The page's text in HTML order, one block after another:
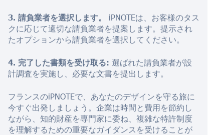
3. 請負業者を選択します。
iPNOTEは、お客様のタス
クに応じて適切な請負業者を提案します。提示され
たオプションから請負業者を選択してください。
4. 完了した書類を受け取る: 選ばれた請負業者が設
計調査を実施し、必要な文書を提出します。
フランスのiPNOTEで、あなたのデザインを守る旅に
今すぐ出発しましょう。企業は時間と費用を節約し
ながら、知的財産を専門家に委ね、複雑な特許制度
を理解するための重要なガイダンスを受けることが